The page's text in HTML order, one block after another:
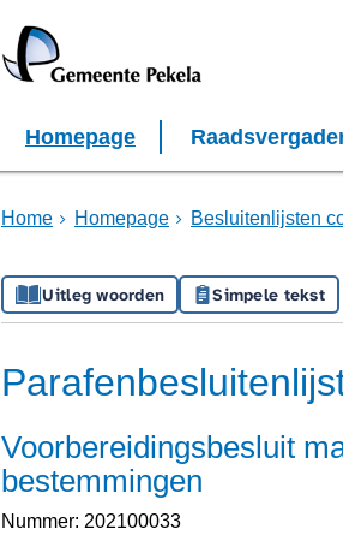
Homepage
Home Homepage Besluitenlijsten
Uitleg woorden Simpele tekst
Voorbereidingsbesluit
bestemmingen
Nummer: 202100033